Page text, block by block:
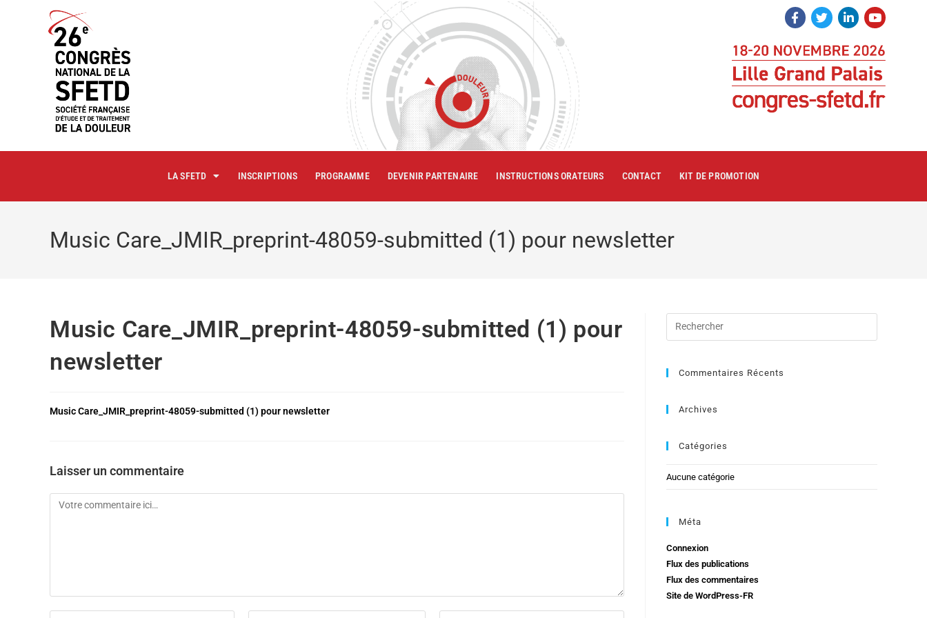
LA SFETD INSCRIPTIONS PROGRAMME DEVENIR PARTENAIRE INSTRUCTIONS ORATEURS CONTACT KIT DE PROMOTION
Music Care_JMIR_preprint-48059-submitted (1) pour newsletter
Music Care_JMIR_preprint-48059-submitted (1) pour
newsletter
Music Care_JMIR_preprint-48059-submitted (1) pour newsletter
Laisser un commentaire
Commentaires Récents
Archives
Catégories
Aucune catégorie
Méta
Connexion
Flux des publications
Flux des commentaires
Site de WordPress-FR